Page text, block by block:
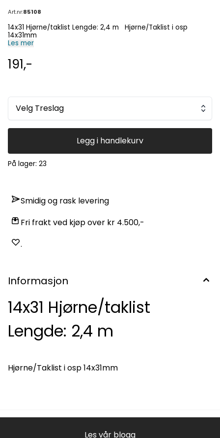
Art.nr:85108
14x31 Hjørne/taklist Lengde: 2,4 m Hjørne/Taklist i osp
14x31mm
Les mer
191,-
Velg Treslag
Legg i handlekurv
På lager: 23
Smidig og rask levering
Fri frakt ved kjøp over kr 4.500,-
.
Informasjon
14x31 Hjørne/taklist
Lengde: 2,4 m
Hjørne/Taklist i osp 14x31mm
Les vår blogg